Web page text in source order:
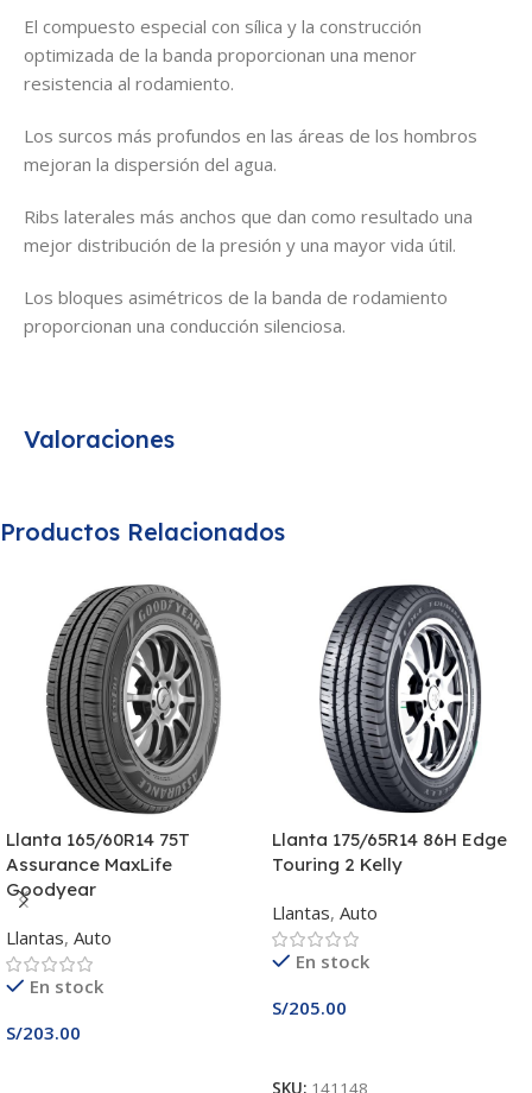
El compuesto especial con sílica y la construcción
optimizada de la banda proporcionan una menor
resistencia al rodamiento.
Los surcos más profundos en las áreas de los hombros
mejoran la dispersión del agua.
Ribs laterales más anchos que dan como resultado una
mejor distribución de la presión y una mayor vida útil.
Los bloques asimétricos de la banda de rodamiento
proporcionan una conducción silenciosa.
Valoraciones
Productos Relacionados
Llanta 165/60R14 75T
Assurance MaxLife
Goodyear
Llantas, Auto
En stock
S/203.00
Llanta 175/65R14 86H Edge
Touring 2 Kelly
Llantas, Auto
En stock
S/205.00
SKU: 141148